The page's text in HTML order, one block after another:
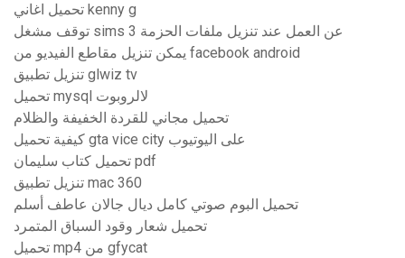
تحميل اغاني kenny g
توقف مشغل sims 3 عن العمل عند تنزيل ملفات الحزمة
يمكن تنزيل مقاطع الفيديو من facebook android
تنزيل تطبيق glwiz tv
تحميل mysql لالروبوت
تحميل مجاني للقردة الخفيفة والظلام
كيفية تحميل gta vice city على اليوتيوب
تحميل كتاب سليمان pdf
تنزيل تطبيق mac 360
تحميل البوم صوتي كامل ديال جالان عاطف أسلم
تحميل شعار وقود السباق المتمرد
تحميل mp4 من gfycat